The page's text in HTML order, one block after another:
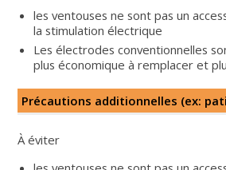
les ventouses ne sont pas un
la stimulation électrique
Les électrodes conventionnelles
plus économique à remplacer et
Précautions additionnelles (ex:
À éviter